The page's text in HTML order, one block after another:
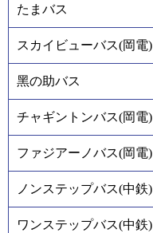
たまバス
スカイビューバス(岡電)
黑の助バス
チャギントンバス(岡電)
ファジアーノバス(岡電)
ノンステップバス(中鉄)
ワンステップバス(中鉄)